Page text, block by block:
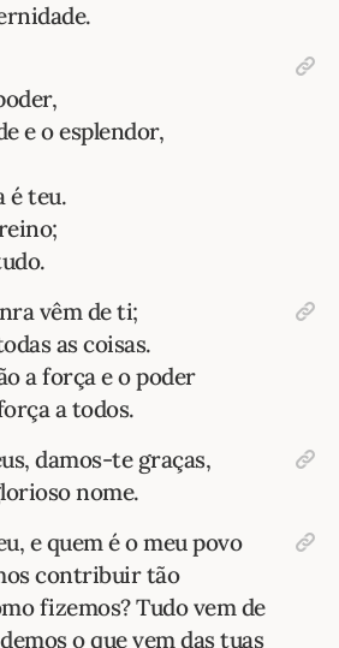
e o esplendor,
é teu.
vêm de ti;
as coisas.
a força e o poder
a todos.
damos-te graças,
nome.
e quem é o meu povo
contribuir tão
fizemos? Tudo vem de
o que vem das tuas